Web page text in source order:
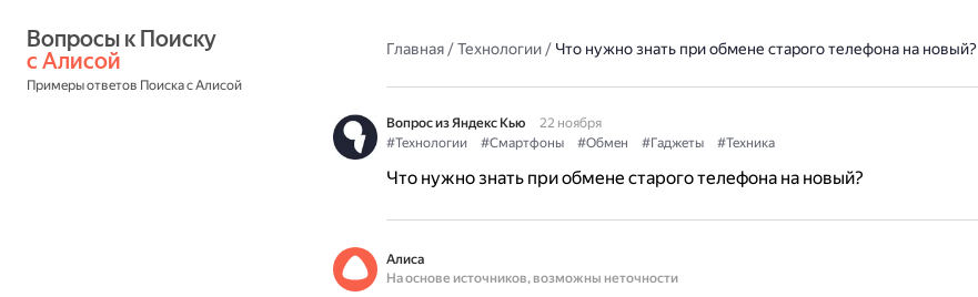
с Алисой
Примеры ответов Поиска с Алисой
Главная/Технологии/ Что нужно знать при обмене старого телефона на новый?
Вопрос из Яндекс Кью
22 ноября
#Технологии
#Смартфоны #Обмен #Гаджеты #Техника
Что нужно знать при обмене старого телефона на новый?
Алиса
На основе источников, возможны неточности